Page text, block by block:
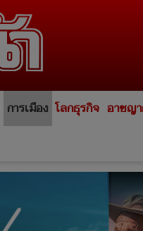
การเมือง โลกธุรกิจ อาชญ